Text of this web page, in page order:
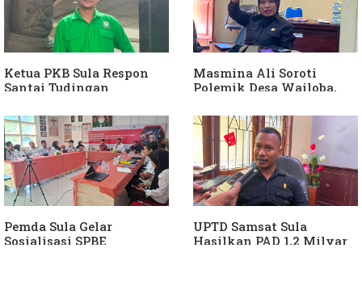
Ketua PKB Sula Respon
Santai Tudingan
Dia Kangen Saya
Masmina Ali Soroti
Polemik Desa Wailoba,
Keterlibatan Ketua PKB
Sula
Pemda Sula Gelar
Sosialisasi SPBE
UPTD Samsat Sula
Hasilkan PAD 1,2 Milyar